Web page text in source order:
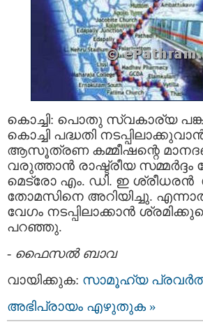
കൊച്ചി: പൊതു സ്വകാര്യ
കൊച്ചി പദ്ധതി
ആസൂത്രണ കമ്മീഷന്റെ
വരുത്താന്‍ രാഷ്ട്രീയ സമ്മര്‍ദ്ദം
മെട്രോ എം. ഡി. ഇ ശ്രീധരന്‍
തോമസിനെ അറിയിച്ചു.
വേഗം നടപ്പിലാക്കാന്‍
പറഞ്ഞു.
- ഫൈസല്‍ ബാവ
വായിക്കുക: സാമൂഹ്യ
അഭിപ്രായം എഴുതുക »